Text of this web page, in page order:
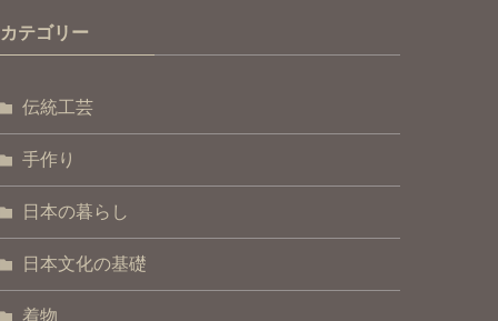
カテゴリー
伝統工芸
手作り
日本の暮らし
日本文化の基礎
着物